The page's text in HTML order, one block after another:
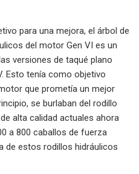
para una mejora, el árbol de
del motor Gen VI es un
versiones de taqué plano
Esto tenía como objetivo
que prometía un mejor
se burlaban del rodillo
alta calidad actuales ahora
a 800 caballos de fuerza
de estos rodillos hidráulicos